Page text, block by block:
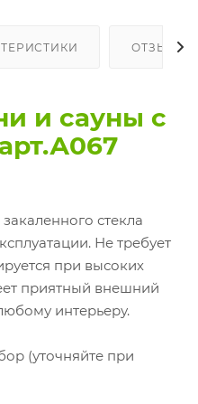
ОТЗЫВЫ
и сауны с
стекла
Не требует
при высоких
приятный внешний
интерьеру.
(уточняйте при